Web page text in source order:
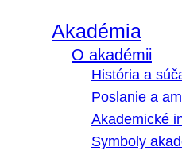
Akadémia
O akadémii
História a
Poslanie a
Akademické
Symboly